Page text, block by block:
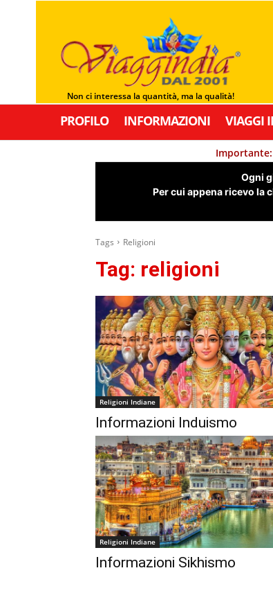
Non ci interessa la quantità, ma la qualità!
PROFILO INFORMAZIONI VIAGGI
Importante:
Ogni
Per cui appena ricevo la
Tags Religioni
Tag: religioni
Religioni Indiane
Informazioni Induismo
Religioni Indiane
Informazioni Sikhismo